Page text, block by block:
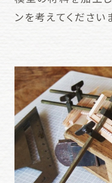
ンを考えてください